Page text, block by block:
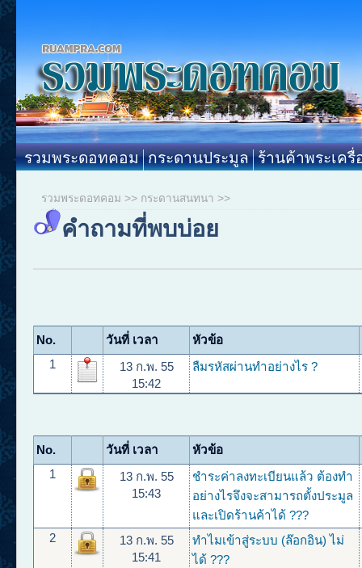
รวมพระดอทคอม กระดานประมูล ร้านค้าพระเครื่
รวมพระดอทคอม >> กระดานสนทนา >>
คำถามที่พบบ่อย
No. วันที่ เวลา
หัวข้อ
1
13 ก.พ. 55
15:42
ลืมรหัสผ่านทำอย่างไร ?
No. วันที่ เวลา
หัวข้อ
1
13 ก.พ. 55
15:43
ชำระค่าลงทะเบียนแล้ว ต้องทำ
อย่างไรจึงจะสามารถตั้งประมูล
และเปิดร้านค้าได้ ???
2
13 ก.พ. 55
15:41
ทำไมเข้าสู่ระบบ (ล๊อกอิน) ไม่
ได้ ???